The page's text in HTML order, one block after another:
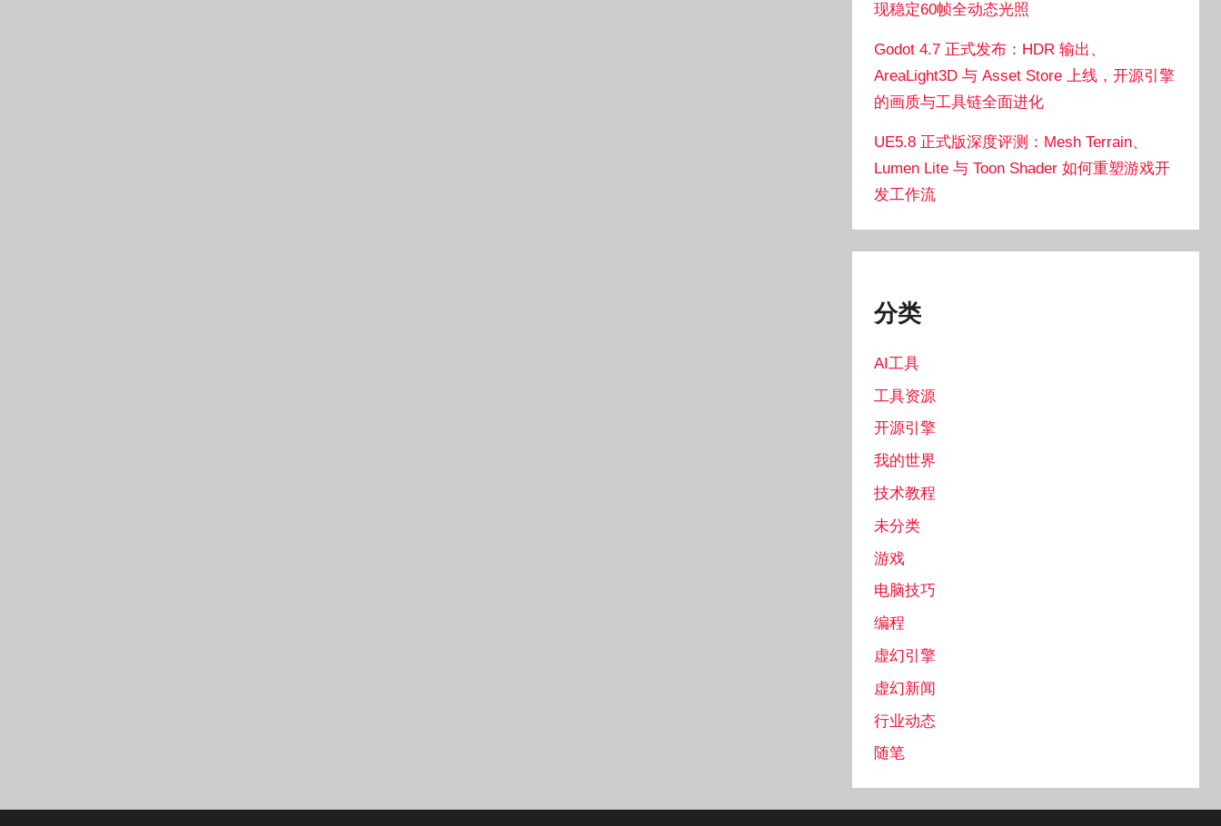
现稳定60帧全动态光照
Godot 4.7 正式发布：HDR 输出、
AreaLight3D 与 Asset Store 上线，开源引擎
的画质与工具链全面进化
UE5.8 正式版深度评测：Mesh Terrain、
Lumen Lite 与 Toon Shader 如何重塑游戏开
发工作流
分类
AI工具
工具资源
开源引擎
我的世界
技术教程
未分类
游戏
电脑技巧
编程
虚幻引擎
虚幻新闻
行业动态
随笔